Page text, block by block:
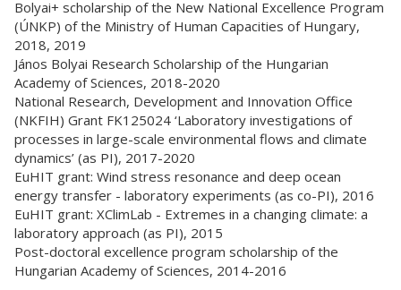
Bolyai+ scholarship of the New National Excellence Program
(ÚNKP) of the Ministry of Human Capacities of Hungary,
2018, 2019
János Bolyai Research Scholarship of the Hungarian
Academy of Sciences, 2018-2020
National Research, Development and Innovation Office
(NKFIH) Grant FK125024 ‘Laboratory investigations of
processes in large-scale environmental flows and climate
dynamics’ (as PI), 2017-2020
EuHIT grant: Wind stress resonance and deep ocean
energy transfer - laboratory experiments (as co-PI), 2016
EuHIT grant: XClimLab - Extremes in a changing climate: a
laboratory approach (as PI), 2015
Post-doctoral excellence program scholarship of the
Hungarian Academy of Sciences, 2014-2016